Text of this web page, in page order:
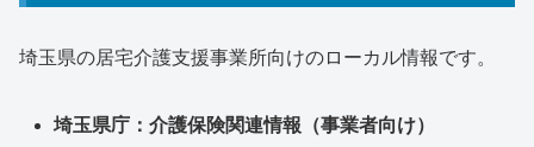
埼玉県の居宅介護支援事業所向けのローカル情報です。
埼玉県庁：介護保険関連情報（事業者向け）